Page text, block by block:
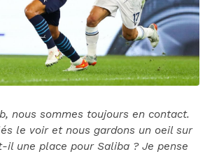
nous sommes toujours en contact.
le voir et nous gardons un oeil sur
il une place pour Saliba ? Je pense